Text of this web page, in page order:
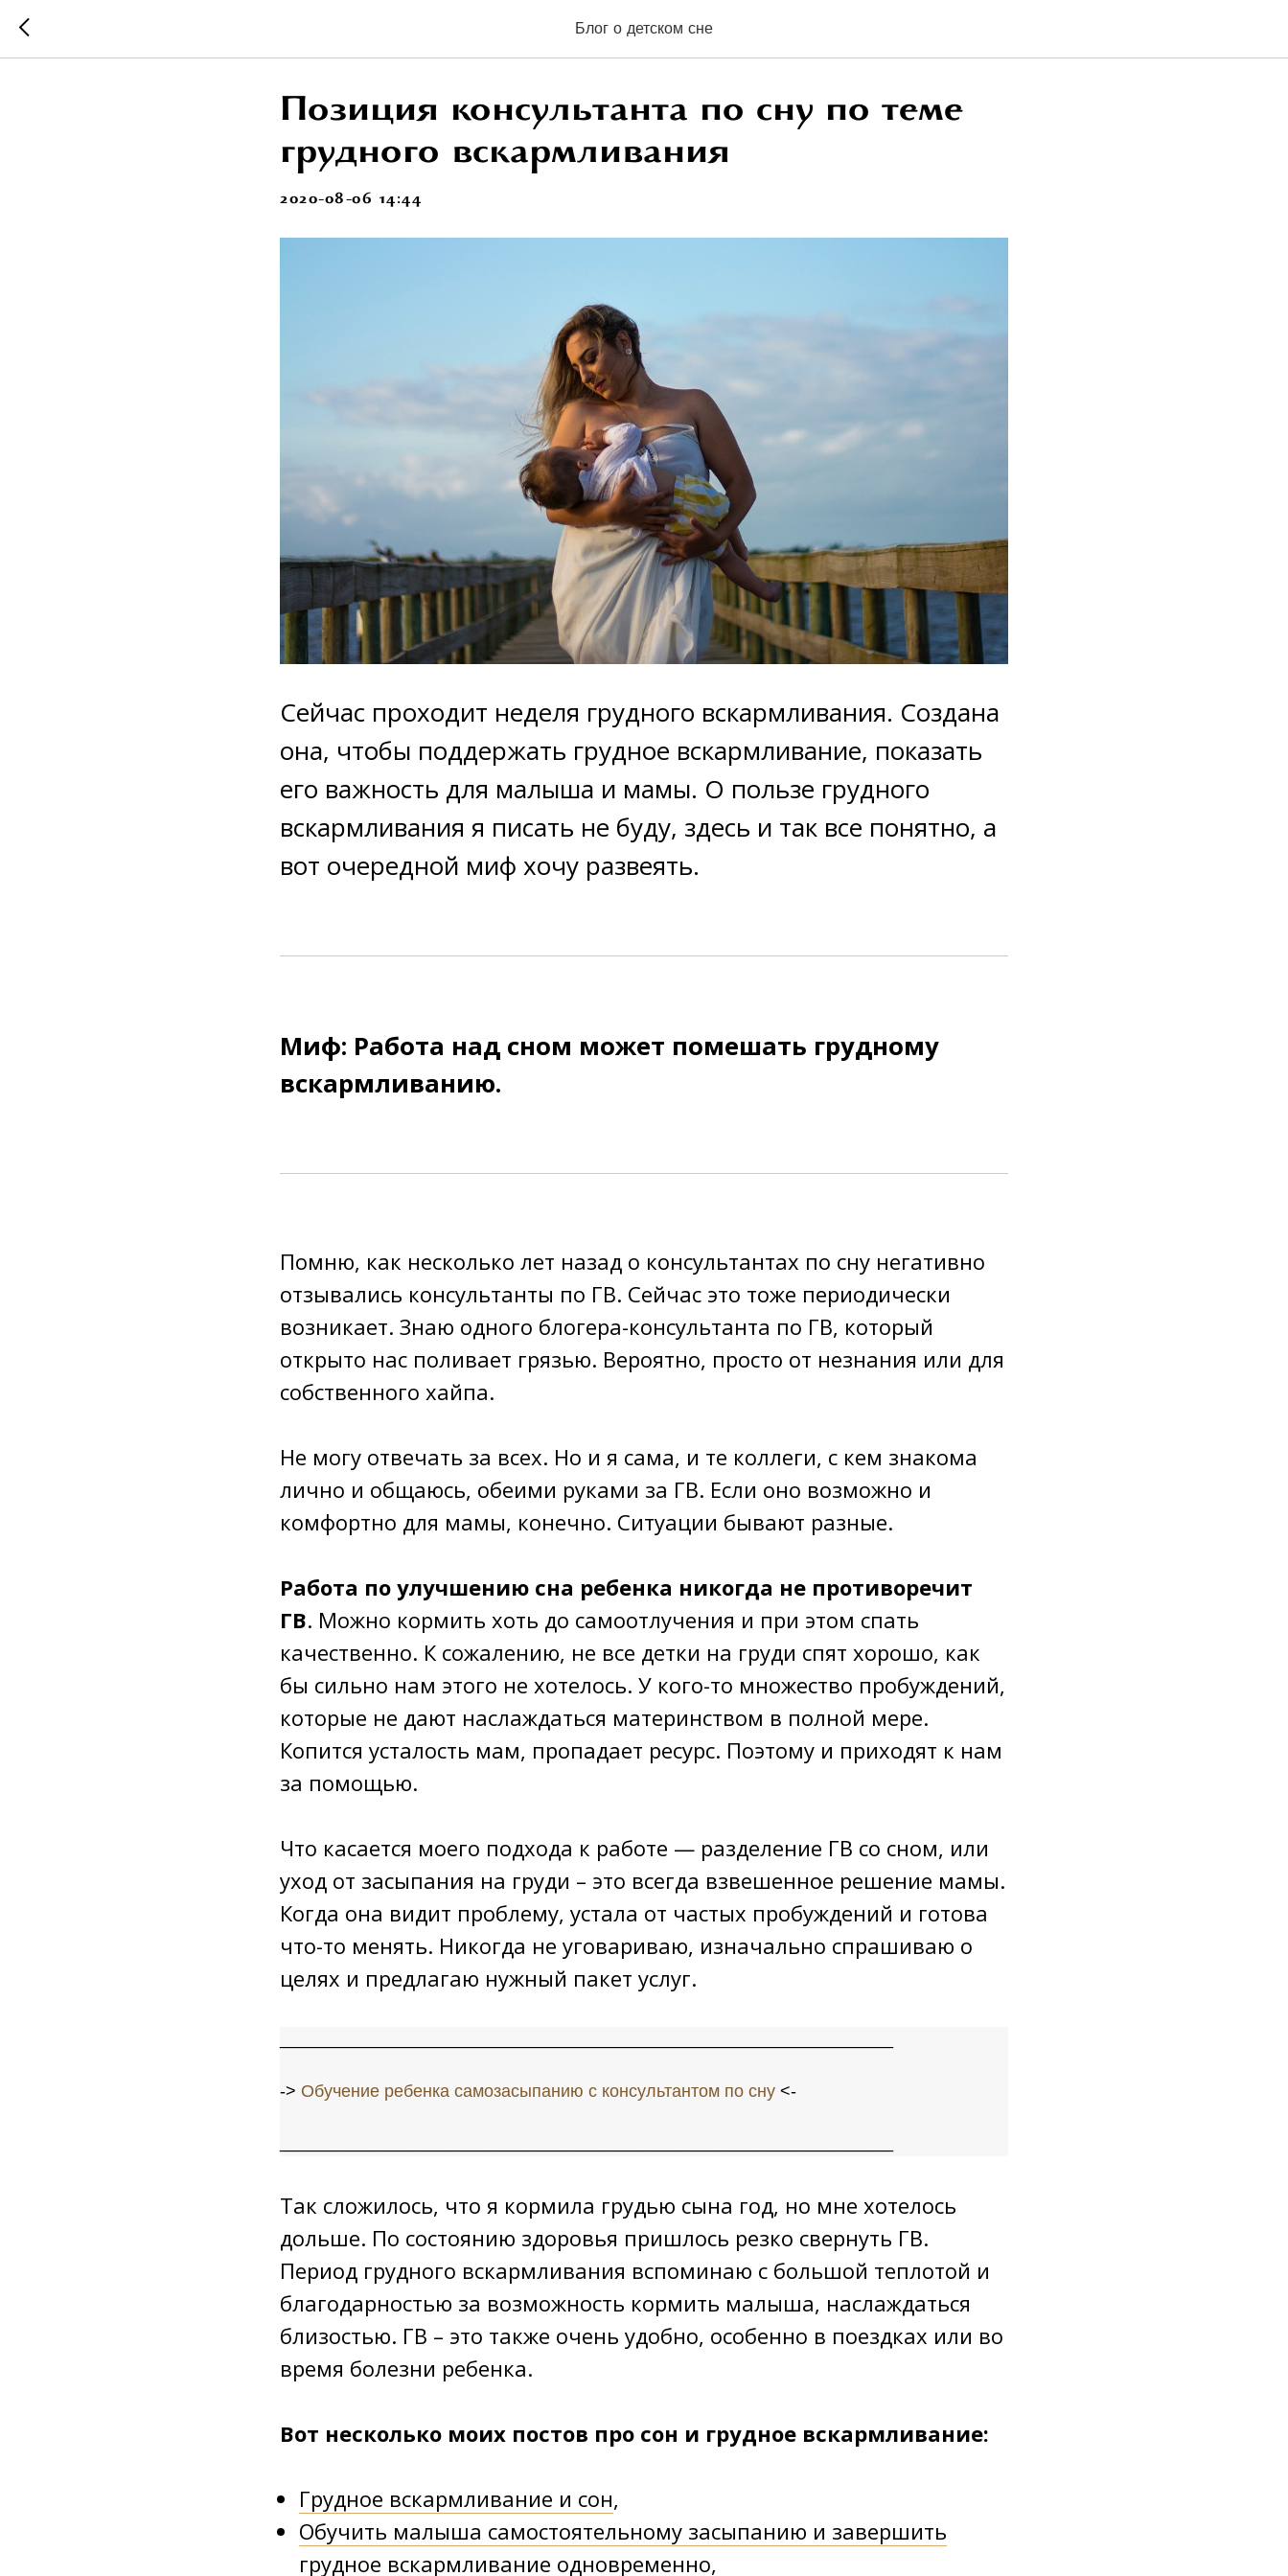
Блог о детском сне
Позиция консультанта по сну по теме
грудного вскармливания
2020-08-06 14:44
Сейчас проходит неделя грудного вскармливания. Создана
она, чтобы поддержать грудное вскармливание, показать
его важность для малыша и мамы. О пользе грудного
вскармливания я писать не буду, здесь и так все понятно, а
вот очередной миф хочу развеять.
Миф: Работа над сном может помешать грудному
вскармливанию.
Помню, как несколько лет назад о консультантах по сну негативно
отзывались консультанты по ГВ. Сейчас это тоже периодически
возникает. Знаю одного блогера-консультанта по ГВ, который
открыто нас поливает грязью. Вероятно, просто от незнания или для
собственного хайпа️.
Не могу отвечать за всех. Но и я сама, и те коллеги, с кем знакома
лично и общаюсь, обеими руками за ГВ. Если оно возможно и
комфортно для мамы, конечно. Ситуации бывают разные.
Работа по улучшению сна ребенка никогда не противоречит
ГВ. Можно кормить хоть до самоотлучения и при этом спать
качественно. К сожалению, не все детки на груди спят хорошо, как
бы сильно нам этого не хотелось. У кого-то множество пробуждений,
которые не дают наслаждаться материнством в полной мере.
Копится усталость мам, пропадает ресурс. Поэтому и приходят к нам
за помощью.
Что касается моего подхода к работе — разделение ГВ со сном, или
уход от засыпания на груди – это всегда взвешенное решение мамы.
Когда она видит проблему, устала от частых пробуждений и готова
что-то менять. Никогда не уговариваю, изначально спрашиваю о
целях и предлагаю нужный пакет услуг.
-> Обучение ребенка самозасыпанию с консультантом по сну <-
Так сложилось, что я кормила грудью сына год, но мне хотелось
дольше. По состоянию здоровья пришлось резко свернуть ГВ.
Период грудного вскармливания вспоминаю с большой теплотой и
благодарностью за возможность кормить малыша, наслаждаться
близостью. ГВ – это также очень удобно, особенно в поездках️ или во
время болезни ребенка.
Вот несколько моих постов про сон и грудное вскармливание:
Грудное вскармливание и сон,
Обучить малыша самостоятельному засыпанию и завершить
грудное вскармливание одновременно,